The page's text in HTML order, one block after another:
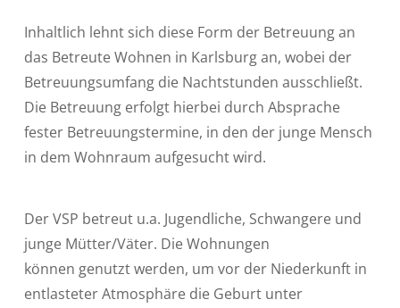
Inhaltlich lehnt sich diese Form der Betreuung an
das Betreute Wohnen in Karlsburg an, wobei der
Betreuungsumfang die Nachtstunden ausschließt.
Die Betreuung erfolgt hierbei durch Absprache
fester Betreuungstermine, in den der junge Mensch
in dem Wohnraum aufgesucht wird.
Der VSP betreut u.a. Jugendliche, Schwangere und
junge Mütter/Väter. Die Wohnungen
können genutzt werden, um vor der Niederkunft in
entlasteter Atmosphäre die Geburt unter